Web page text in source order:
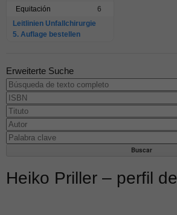
Equitación
6
Leitlinien Unfallchirurgie
5. Auflage bestellen
Erweiterte Suche
Heiko Priller – perfil